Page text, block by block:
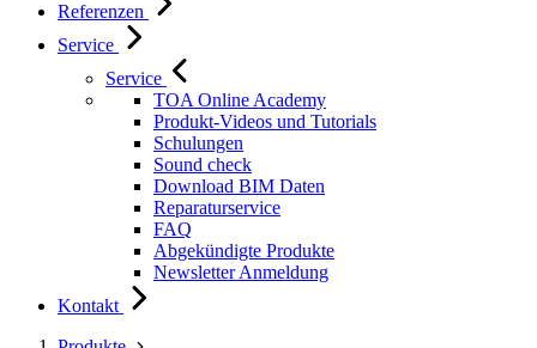
Referenzen
Service
Service
TOA Online Academy
Produkt-Videos und Tutorials
Schulungen
Sound check
Download BIM Daten
Reparaturservice
FAQ
Abgekündigte Produkte
Newsletter Anmeldung
Kontakt